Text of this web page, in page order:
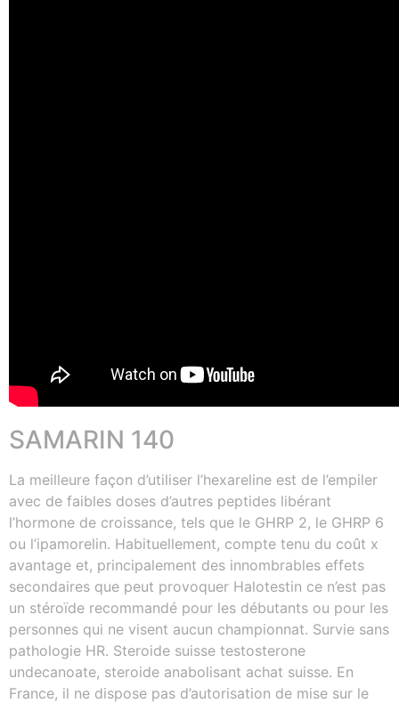
SAMARIN 140
La meilleure façon d’utiliser l’hexareline est de l’empiler
avec de faibles doses d’autres peptides libérant
l’hormone de croissance, tels que le GHRP 2, le GHRP 6
ou l’ipamorelin. Habituellement, compte tenu du coût x
avantage et, principalement des innombrables effets
secondaires que peut provoquer Halotestin ce n’est pas
un stéroïde recommandé pour les débutants ou pour les
personnes qui ne visent aucun championnat. Survie sans
pathologie HR. Steroide suisse testosterone
undecanoate, steroide anabolisant achat suisse. En
France, il ne dispose pas d’autorisation de mise sur le